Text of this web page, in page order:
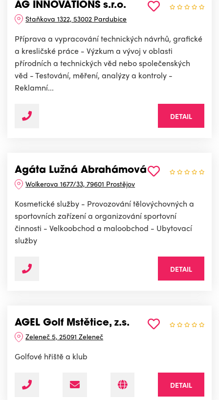
AG INNOVATIONS s.r.o.
Staňkova 1322, 53002 Pardubice
Příprava a vypracování technických návrhů, grafické
a kresličské práce - Výzkum a vývoj v oblasti
přírodních a technických věd nebo společenských
věd - Testování, měření, analýzy a kontroly -
Reklamní...
DETAIL
Agáta Lužná Abrahámová
Wolkerova 1677/33, 79601 Prostějov
Kosmetické služby - Provozování tělovýchovných a
sportovních zařízení a organizování sportovní
činnosti - Velkoobchod a maloobchod - Ubytovací
služby
DETAIL
AGEL Golf Mstětice, z.s.
Zeleneč 5, 25091 Zeleneč
Golfové hřiště a klub
DETAIL